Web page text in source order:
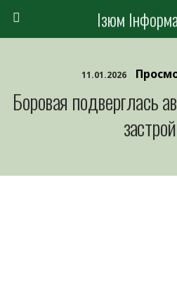
Ізюм
11.01.2026
Боровая подверглась